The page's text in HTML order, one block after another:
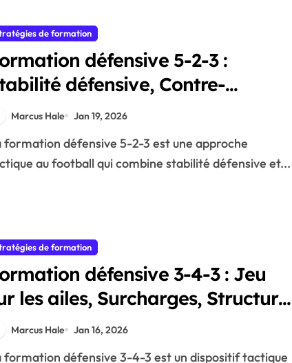
de formation
défensive 5-2-3 :
défensive, Contre-
attaques, Positionnement
Marcus Hale Jan 19, 2026
au football qui combine stabilité défensive et...
de formation
défensive 3-4-3 : Jeu
les ailes, Surcharges, Structure
défensive
Marcus Hale Jan 16, 2026